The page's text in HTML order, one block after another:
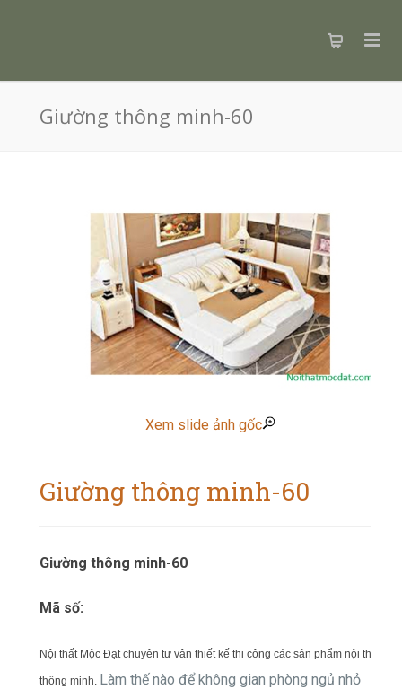
Giường thông minh-60
Xem slide ảnh gốc
Giường thông minh-60
Giường thông minh-60
Mã số:
Nội thất Mộc Đạt chuyên tư vân thiết kế thi công các sản phẩm nội thất
thông minh. Làm thế nào để không gian phòng ngủ nhỏ